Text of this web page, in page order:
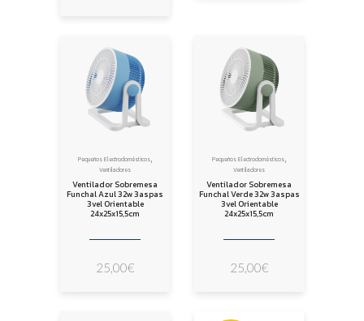
Pequeños Electrodomésticos,
Ventiladores
Ventilador Sobremesa
Funchal Azul 32w 3aspas
3vel Orientable
24x25x15,5cm
25,00€
Pequeños Electrodomésticos,
Ventiladores
Ventilador Sobremesa
Funchal Verde 32w 3aspas
3vel Orientable
24x25x15,5cm
25,00€